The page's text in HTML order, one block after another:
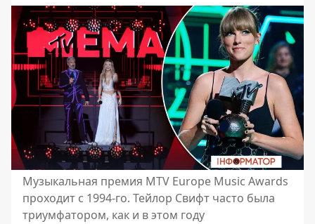
Музыкальная премия MTV Europe Music Awards
проходит с 1994-го. Тейлор Свифт часто была
триумфатором, как и в этом году